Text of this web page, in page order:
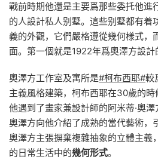
戰前時期他還是主要爲那些委托他進
的人設計私人别墅。這些别墅都有着
義的外觀，它們嚴格遵從幾何樣式，
面。第一個就是1922年爲奧澤方設計
奧澤方工作室及寓所是#柯布西耶#較
主義風格建築，柯布西耶在30歲的
他遇到了畫家兼設計師的阿米蒂·奧
奧澤方向他介紹了成熟的當代藝術，
奧澤方主張摒棄複雜抽象的立體主
的日常生活中的幾何形式。